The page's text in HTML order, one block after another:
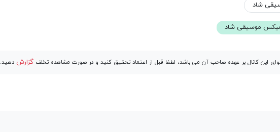
شاد
موسیقی شاد
این کانال بر عهده صاحب آن می باشد، لطفا قبل از اعتماد تحقیق کنید و در صورت مشاهده تخلفگزارش دهید.